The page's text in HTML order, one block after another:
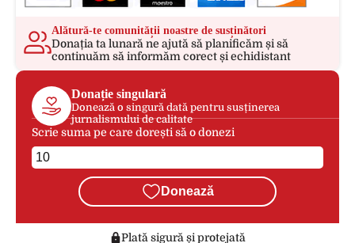
Alătură-te comunității noastre de susținători
Donația ta lunară ne ajută să planificăm și să
continuăm să informăm corect și echidistant
Donație singulară
Donează o singură dată pentru susținerea
jurnalismului de calitate
Scrie suma pe care dorești să o donezi
Donează
Plată sigură și protejată